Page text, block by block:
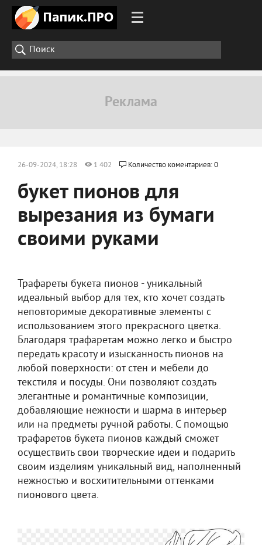
26-09-2024, 18:28 1 402 Количество коментариев: 0
букет пионов для
вырезания из бумаги
своими руками
Трафареты букета пионов - уникальный
идеальный выбор для тех, кто хочет создать
неповторимые декоративные элементы с
использованием этого прекрасного цветка.
Благодаря трафаретам можно легко и быстро
передать красоту и изысканность пионов на
любой поверхности: от стен и мебели до
текстиля и посуды. Они позволяют создать
элегантные и романтичные композиции,
добавляющие нежности и шарма в интерьер
или на предметы ручной работы. С помощью
трафаретов букета пионов каждый сможет
осуществить свои творческие идеи и подарить
своим изделиям уникальный вид, наполненный
нежностью и восхитительными оттенками
пионового цвета.